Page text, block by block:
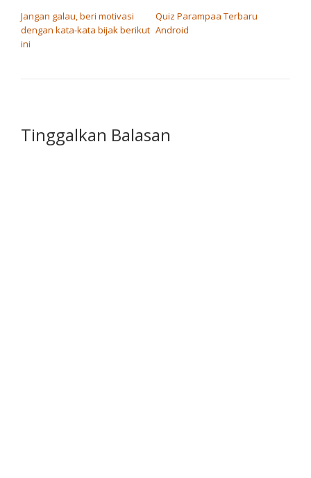
Jangan galau, beri motivasi
dengan kata-kata bijak berikut
ini
Quiz Parampaa Terbaru
Android
Tinggalkan Balasan